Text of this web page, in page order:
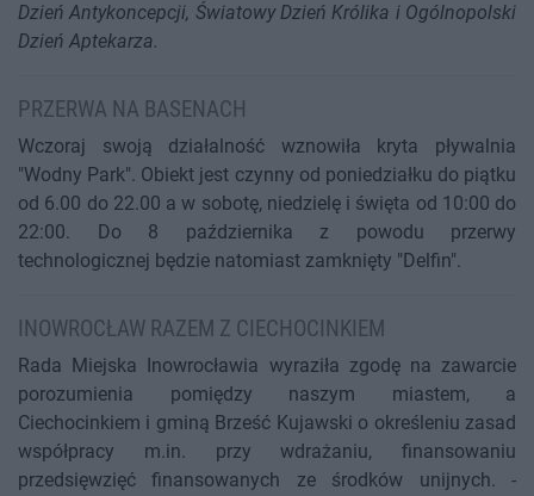
Dzień Antykoncepcji, Światowy Dzień Królika i Ogólnopolski
Dzień Aptekarza.
PRZERWA NA BASENACH
Wczoraj swoją działalność wznowiła kryta pływalnia
"Wodny Park". Obiekt jest czynny od poniedziałku do piątku
od 6.00 do 22.00 a w sobotę, niedzielę i święta od 10:00 do
22:00. Do 8 października z powodu przerwy
technologicznej będzie natomiast zamknięty "Delfin".
INOWROCŁAW RAZEM Z CIECHOCINKIEM
Rada Miejska Inowrocławia wyraziła zgodę na zawarcie
porozumienia pomiędzy naszym miastem, a
Ciechocinkiem i gminą Brześć Kujawski o określeniu zasad
współpracy m.in. przy wdrażaniu, finansowaniu
przedsięwzięć finansowanych ze środków unijnych. -